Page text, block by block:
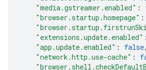
"media.gstreamer.enabled" :
"browser.startup.homepage" :
"extensions.update.enabled" :
"app.update.enabled" : false,
"network.http.use-cache" :